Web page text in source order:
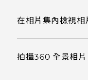
在相片集內檢視相
拍攝360 全景相片